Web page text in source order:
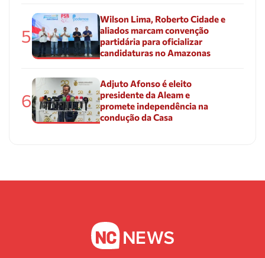
5
Wilson Lima, Roberto Cidade e
aliados marcam convenção
partidária para oficializar
candidaturas no Amazonas
6
Adjuto Afonso é eleito
presidente da Aleam e
promete independência na
condução da Casa